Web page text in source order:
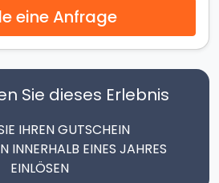
eine Anfrage
Sie dieses Erlebnis
IHREN GUTSCHEIN
INNERHALB EINES JAHRES
EINLÖSEN